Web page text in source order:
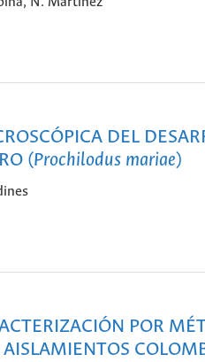
DEL
(Prochilodus mariae)
POR